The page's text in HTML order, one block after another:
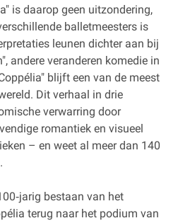
is daarop geen uitzondering,
balletmeesters is
leunen dichter aan bij
andere veranderen komedie in
blijft een van de meest
Dit verhaal in drie
verwarring door
romantiek en visueel
– en weet al meer dan 140
bestaan van het
terug naar het podium van